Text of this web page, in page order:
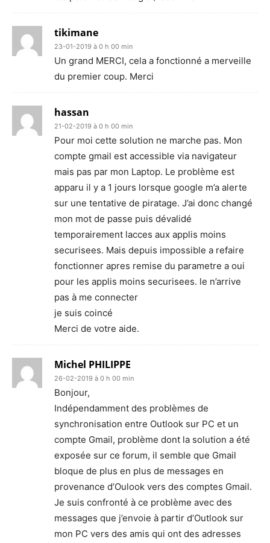
tikimane
23-01-2019 à 0 h 00 min
Un grand MERCI, cela a fonctionné a merveille
du premier coup. Merci
hassan
21-02-2019 à 0 h 00 min
Pour moi cette solution ne marche pas. Mon
compte gmail est accessible via navigateur
mais pas par mon Laptop. Le problème est
apparu il y a 1 jours lorsque google m’a alerte
sur une tentative de piratage. J’ai donc changé
mon mot de passe puis dévalidé
temporairement lacces aux applis moins
securisees. Mais depuis impossible a refaire
fonctionner apres remise du parametre a oui
pour les applis moins securisees. le n’arrive
pas à me connecter
je suis coincé
Merci de votre aide.
Michel PHILIPPE
26-02-2019 à 0 h 00 min
Bonjour,
Indépendamment des problèmes de
synchronisation entre Outlook sur PC et un
compte Gmail, problème dont la solution a été
exposée sur ce forum, il semble que Gmail
bloque de plus en plus de messages en
provenance d’Oulook vers des comptes Gmail.
Je suis confronté à ce problème avec des
messages que j’envoie à partir d’Outlook sur
mon PC vers des amis qui ont des adresses